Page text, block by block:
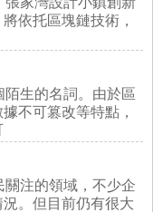
依托區塊鏈技術，
陌生的名詞。由於區
不可篡改等特點，
注的領域，不少企
。但目前仍有很大